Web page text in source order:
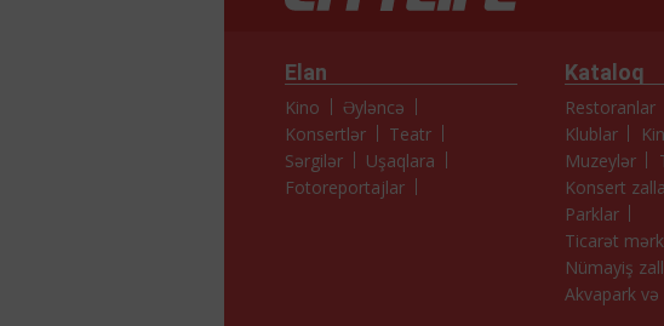
Elan
Kino
Əyləncə
Konsertlər
Teatr
Sərgilər
Uşaqlara
Fotoreportajlar
Kataloq
Restoranlar
Klublar
Muzeylər
Konsert
Parklar
Ticarət
Nümayiş
Akvapark